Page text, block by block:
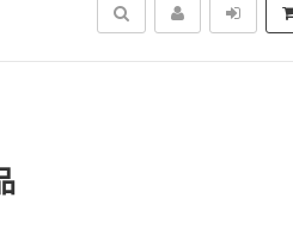
搜尋